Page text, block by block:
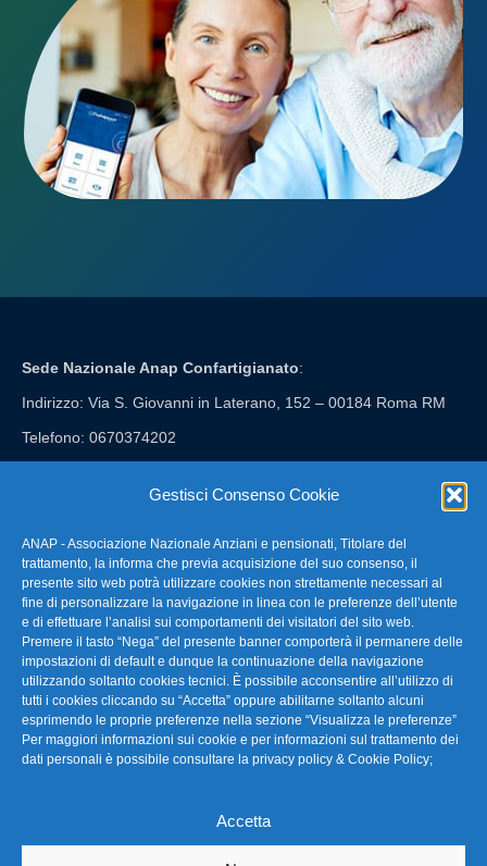
Gestisci Consenso Cookie
ANAP - Associazione Nazionale Anziani e pensionati, Titolare del
trattamento, la informa che previa acquisizione del suo consenso, il
presente sito web potrà utilizzare cookies non strettamente necessari al
fine di personalizzare la navigazione in linea con le preferenze dell’utente
e di effettuare l’analisi sui comportamenti dei visitatori del sito web.
Premere il tasto “Nega” del presente banner comporterà il permanere delle
impostazioni di default e dunque la continuazione della navigazione
utilizzando soltanto cookies tecnici. È possibile acconsentire all’utilizzo di
tutti i cookies cliccando su “Accetta” oppure abilitarne soltanto alcuni
esprimendo le proprie preferenze nella sezione “Visualizza le preferenze”
Per maggiori informazioni sui cookie e per informazioni sul trattamento dei
dati personali è possibile consultare la privacy policy & Cookie Policy;
Accetta
Sede Nazionale Anap Confartigianato:
Indirizzo: Via S. Giovanni in Laterano, 152 – 00184 Roma RM
Telefono: 0670374202
FAQ – Domande Frequenti
La nostra Newsletter
Link Utili
TG Confartigianato
Privacy & Cookie Policy
Seguici